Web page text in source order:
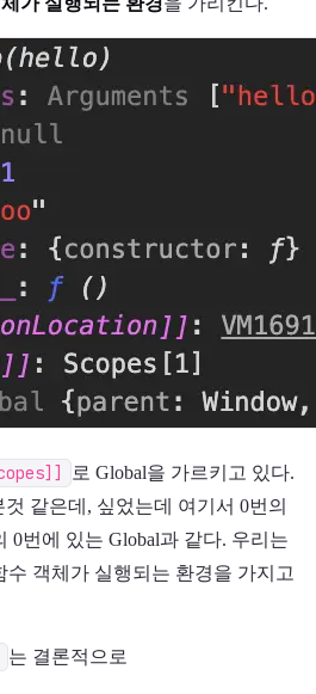
로 Global을 가르키고 있다.
같은데, 싶었는데 여기서 0번의
0번에 있는 Global과 같다. 우리는
수 객체가 실행되는 환경을 가지고
는 결론적으로